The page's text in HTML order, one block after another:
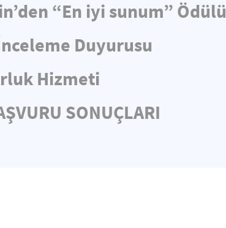
“En iyi sunum” Ödülü
Duyurusu
Hizmeti
SONUÇLARI